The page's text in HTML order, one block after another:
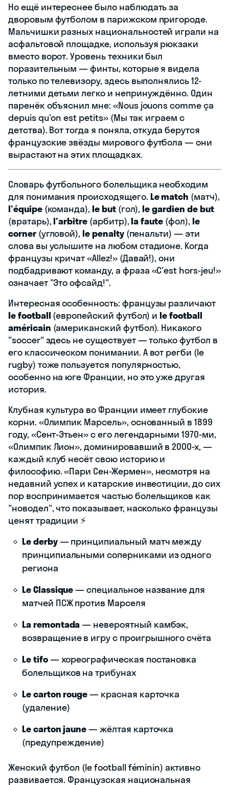
Но ещё интереснее было наблюдать за
дворовым футболом в парижском пригороде.
Мальчишки разных национальностей играли на
асфальтовой площадке, используя рюкзаки
вместо ворот. Уровень техники был
поразительным — финты, которые я видела
только по телевизору, здесь выполнялись 12-
летними детьми легко и непринуждённо. Один
паренёк объяснил мне: «Nous jouons comme ça
depuis qu'on est petits» (Мы так играем с
детства). Вот тогда я поняла, откуда берутся
французские звёзды мирового футбола — они
вырастают на этих площадках.
Словарь футбольного болельщика необходим
для понимания происходящего. Le match (матч),
l'équipe(команда),le but(гол),le gardien de but
(вратарь),l'arbitre (арбитр),la faute (фол), le
corner(угловой),le penalty(пенальти) — эти
слова вы услышите на любом стадионе. Когда
французы кричат «Allez!» (Давай!), они
подбадривают команду, а фраза «C'est hors-jeu!»
означает "Это офсайд!".
Интересная особенность: французы различают
le football (европейский футбол) иle football
américain (американский футбол). Никакого
"soccer" здесь не существует — только футбол в
его классическом понимании. А вот регби (le
rugby) тоже пользуется популярностью,
особенно на юге Франции, но это уже другая
история.
Клубная культура во Франции имеет глубокие
корни. «Олимпик Марсель», основанный в 1899
году, «Сент-Этьен» с его легендарными 1970-ми,
«Олимпик Лион», доминировавший в 2000-х, —
каждый клуб несёт свою историю и
философию. «Пари Сен-Жермен», несмотря на
недавний успех и катарские инвестиции, до сих
пор воспринимается частью болельщиков как
"новодел", что показывает, насколько французы
ценят традиции ⚡
Le derby— принципиальный матч между
принципиальными соперниками из одного
региона
Le Classique— специальное название для
матчей ПСЖ против Марселя
La remontada— невероятный камбэк,
возвращение в игру с проигрышного счёта
Le tifo— хореографическая постановка
болельщиков на трибунах
Le carton rouge— красная карточка
(удаление)
Le carton jaune— жёлтая карточка
(предупреждение)
Женский футбол (le football féminin) активно
развивается. Французская национальная